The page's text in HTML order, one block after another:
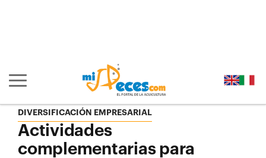
Mostrar/ocultar navegación principal
DIVERSIFICACIÓN EMPRESARIAL
Actividades
complementarias para